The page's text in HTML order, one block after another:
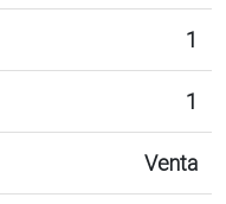
1
1
Venta